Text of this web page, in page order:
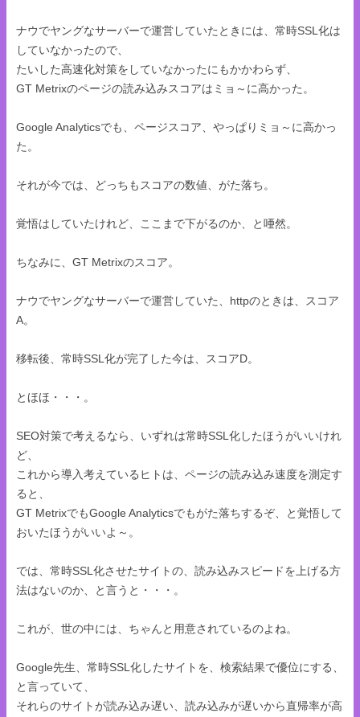
ナウでヤングなサーバーで運営していたときには、常時SSL化は
していなかったので、
たいした高速化対策をしていなかったにもかかわらず、
GT Metrixのページの読み込みスコアはミョ～に高かった。
Google Analyticsでも、ページスコア、やっぱりミョ～に高かっ
た。
それが今では、どっちもスコアの数値、がた落ち。
覚悟はしていたけれど、ここまで下がるのか、と唖然。
ちなみに、GT Metrixのスコア。
ナウでヤングなサーバーで運営していた、httpのときは、スコア
A。
移転後、常時SSL化が完了した今は、スコアD。
とほほ・・・。
SEO対策で考えるなら、いずれは常時SSL化したほうがいいけれ
ど、
これから導入考えているヒトは、ページの読み込み速度を測定す
ると、
GT MetrixでもGoogle Analyticsでもがた落ちするぞ、と覚悟して
おいたほうがいいよ～。
では、常時SSL化させたサイトの、読み込みスピードを上げる方
法はないのか、と言うと・・・。
これが、世の中には、ちゃんと用意されているのよね。
Google先生、常時SSL化したサイトを、検索結果で優位にする、
と言っていて、
それらのサイトが読み込み遅い、読み込みが遅いから直帰率が高